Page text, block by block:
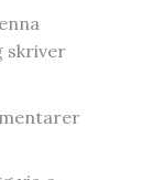
skriver